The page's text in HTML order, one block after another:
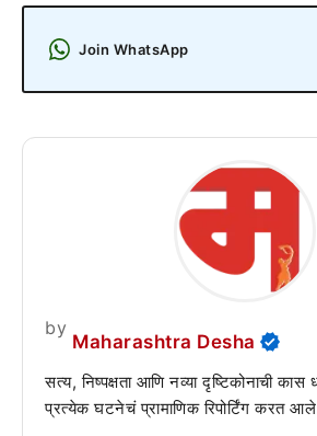
Join WhatsApp
by
Maharashtra Desha
सत्य, निष्पक्षता आणि नव्या दृष्टिकोनाची कास
प्रत्येक घटनेचं प्रामाणिक रिपोर्टिंग करत